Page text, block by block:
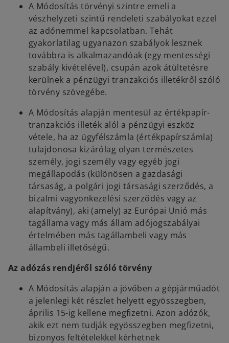
A Módosítás törvényi szintre emeli a
vészhelyzeti szintű rendeleti szabályokat ezzel
az adónemmel kapcsolatban. Tehát
gyakorlatilag ugyanazon szabályok lesznek
továbbra is alkalmazandóak (egy mentességi
szabály kivételével), csupán azok átültetésre
kerülnek a pénzügyi tranzakciós illetékről szóló
törvény szövegébe.
A Módosítás alapján mentesül az értékpapír-
tranzakciós illeték alól a pénzügyi eszköz
vétele, ha az ügyfélszámla (értékpapírszámla)
tulajdonosa kizárólag olyan természetes
személy, jogi személy vagy egyéb jogi
megállapodás (különösen a gazdasági
társaság, a polgári jogi társasági szerződés, a
bizalmi vagyonkezelési szerződés vagy az
alapítvány), aki (amely) az Európai Unió más
tagállama vagy más állam adójogszabályai
értelmében más tagállambeli vagy más
állambeli illetőségű.
Az adózás rendjéről szóló törvény
A Módosítás alapján a jövőben a gépjárműadót
a jelenlegi két részlet helyett egyösszegben,
április 15-ig kellene megfizetni. Azon adózók,
akik ezt nem tudják egyösszegben megfizetni,
bizonyos feltételekkel kérhetnek